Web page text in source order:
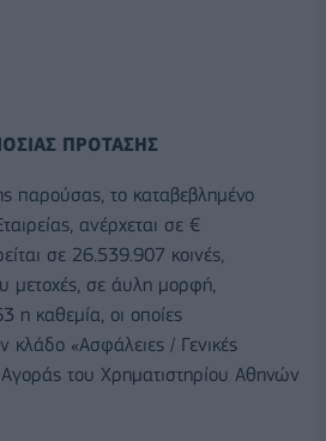
ΠΡΟΤΑΣΗΣ
παρούσας, το καταβεβλημένο
ανέρχεται σε €
σε 26.539.907 κοινές,
μετοχές, σε άυλη μορφή,
η καθεμία, οι οποίες
κλάδο «Ασφάλειες / Γενικές
του Χρηματιστηρίου Αθηνών